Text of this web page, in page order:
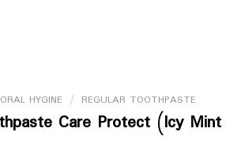
ORAL HYGINE / REGULAR TOOTHPASTE
Care Protect (Icy Mint